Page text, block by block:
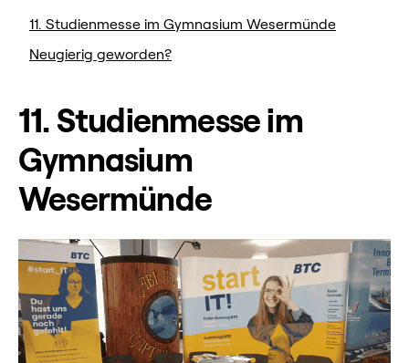
11. Studienmesse im Gymnasium Wesermünde
Neugierig geworden?
11. Studienmesse im
Gymnasium
Wesermünde